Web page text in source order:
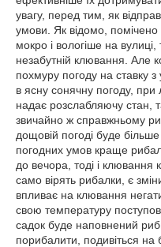
увагу, перед тим, як
умови. Як відомо,
мокро і вологіше на
незабутній клювання. Але
похмуру погоду на ставку з
в ясну сонячну погоду, при
надає розслабляючу стан,
звичайно ж справжньому
дощовій погоді буде
погодних умов краще
до вечора, тоді і клювання
само вірять рибалки, є
впливає на клювання
свою температуру
садок буде наповнений
порибалити, подивіться